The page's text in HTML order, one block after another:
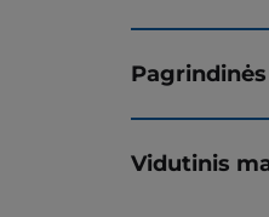
Vidutinis